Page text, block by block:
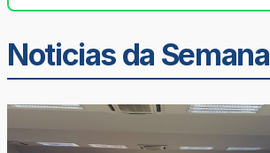
Noticias da Semana